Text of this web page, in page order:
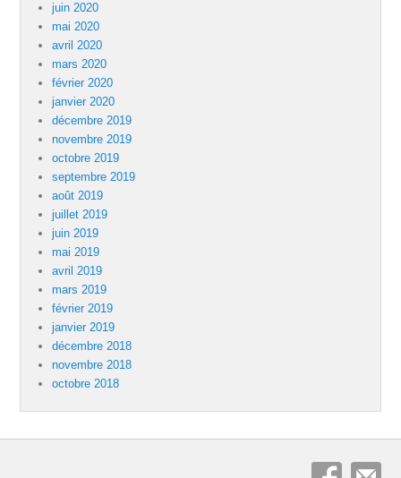
juin 2020
mai 2020
avril 2020
mars 2020
février 2020
janvier 2020
décembre 2019
novembre 2019
octobre 2019
septembre 2019
août 2019
juillet 2019
juin 2019
mai 2019
avril 2019
mars 2019
février 2019
janvier 2019
décembre 2018
novembre 2018
octobre 2018